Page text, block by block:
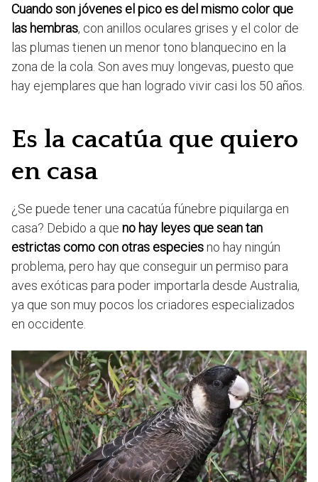
Cuando son jóvenes el pico es del mismo color que
las hembras, con anillos oculares grises y el color de
las plumas tienen un menor tono blanquecino en la
zona de la cola. Son aves muy longevas, puesto que
hay ejemplares que han logrado vivir casi los 50 años.
Es la cacatúa que quiero
en casa
¿Se puede tener una cacatúa fúnebre piquilarga en
casa? Debido a que no hay leyes que sean tan
estrictas como con otras especiesno hay ningún
problema, pero hay que conseguir un permiso para
aves exóticas para poder importarla desde Australia,
ya que son muy pocos los criadores especializados
en occidente.